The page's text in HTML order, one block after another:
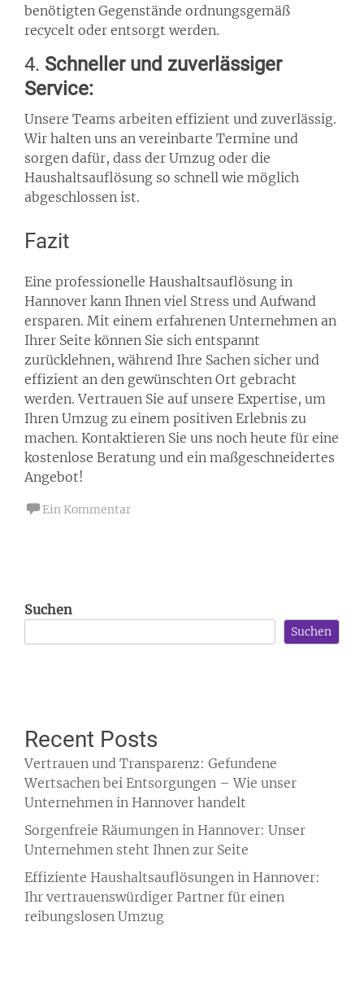
benötigten Gegenstände ordnungsgemäß
recycelt oder entsorgt werden.
4. Schneller und zuverlässiger
Service:
Unsere Teams arbeiten effizient und zuverlässig.
Wir halten uns an vereinbarte Termine und
sorgen dafür, dass der Umzug oder die
Haushaltsauflösung so schnell wie möglich
abgeschlossen ist.
Fazit
Eine professionelle Haushaltsauflösung in
Hannover kann Ihnen viel Stress und Aufwand
ersparen. Mit einem erfahrenen Unternehmen an
Ihrer Seite können Sie sich entspannt
zurücklehnen, während Ihre Sachen sicher und
effizient an den gewünschten Ort gebracht
werden. Vertrauen Sie auf unsere Expertise, um
Ihren Umzug zu einem positiven Erlebnis zu
machen. Kontaktieren Sie uns noch heute für eine
kostenlose Beratung und ein maßgeschneidertes
Angebot!
Ein Kommentar
Suchen
Suchen
Recent Posts
Vertrauen und Transparenz: Gefundene
Wertsachen bei Entsorgungen – Wie unser
Unternehmen in Hannover handelt
Sorgenfreie Räumungen in Hannover: Unser
Unternehmen steht Ihnen zur Seite
Effiziente Haushaltsauflösungen in Hannover:
Ihr vertrauenswürdiger Partner für einen
reibungslosen Umzug